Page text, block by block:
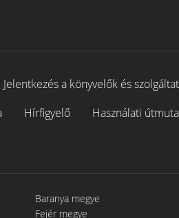
Jelentkezés a könyvelők és
Hírfigyelő Használati
Baranya megye
Fejér megye